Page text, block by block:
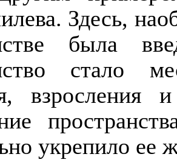
Здесь,
была
стало
взросления
укрепило ее